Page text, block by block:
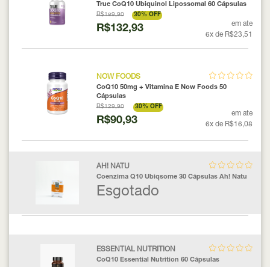
True CoQ10 Ubiquinol Lipossomal 60 Cápsulas
R$189,90 30% OFF
R$132,93
em ate
6x de R$23,51
NOW FOODS
CoQ10 50mg + Vitamina E Now Foods 50
Cápsulas
R$129,90 30% OFF
R$90,93
em ate
6x de R$16,08
AH! NATU
Coenzima Q10 Ubiqsome 30 Cápsulas Ah! Natu
Esgotado
ESSENTIAL NUTRITION
CoQ10 Essential Nutrition 60 Cápsulas